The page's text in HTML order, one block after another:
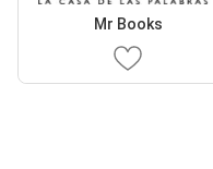
Mr Books